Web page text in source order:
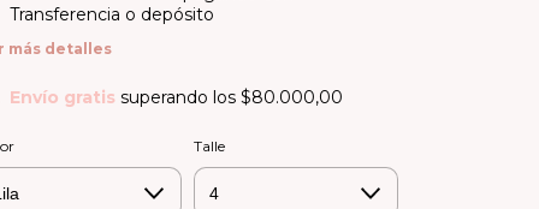
Transferencia o depósito
más detalles
Envío gratis superando los $80.000,00
Talle